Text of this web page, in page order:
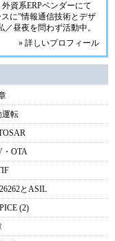
資系ERPベンダーにて
に”情報通信技術とデザ
昼夜を問わず活動中。
» 詳しいプロフィール
運転
・OTA
とASIL
(2)